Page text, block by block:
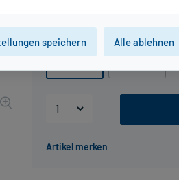
speichern Alle ablehnen